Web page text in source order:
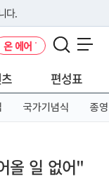
다.
고 있다면 아래 URL에
온 에어
편성표
국가기념식 종영
올 일 없어"